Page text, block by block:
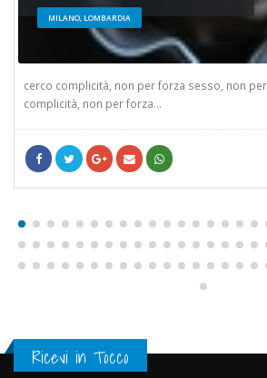
MILANO, LOMBARDIA
cerco complicità, non per forza sesso, non
complicità, non per forza...
Ricevi in Tocco